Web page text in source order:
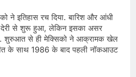
ने इतिहास रच दिया. बारिश और आंधी
से शुरू हुआ, लेकिन इसका असर
शुरुआत से ही मेक्सिको ने आक्रामक खेल
के साथ 1986 के बाद पहली नॉकआउट